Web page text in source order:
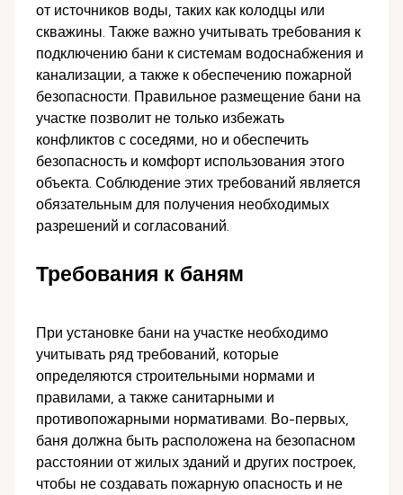
от источников воды, таких как колодцы или
скважины. Также важно учитывать требования к
подключению бани к системам водоснабжения и
канализации, а также к обеспечению пожарной
безопасности. Правильное размещение бани на
участке позволит не только избежать
конфликтов с соседями, но и обеспечить
безопасность и комфорт использования этого
объекта. Соблюдение этих требований является
обязательным для получения необходимых
разрешений и согласований.
Требования к баням
При установке бани на участке необходимо
учитывать ряд требований, которые
определяются строительными нормами и
правилами, а также санитарными и
противопожарными нормативами. Во-первых,
баня должна быть расположена на безопасном
расстоянии от жилых зданий и других построек,
чтобы не создавать пожарную опасность и не